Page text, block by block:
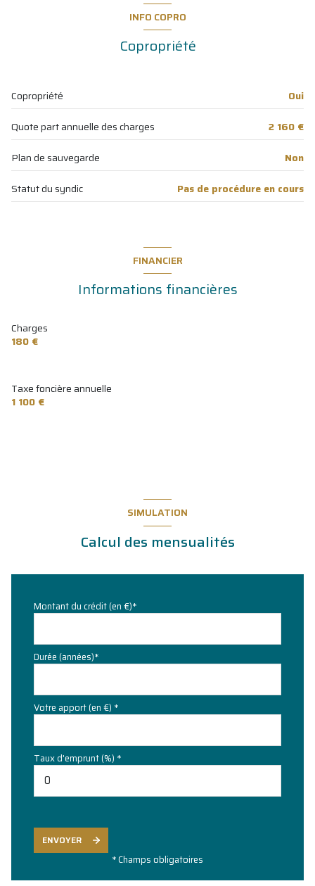
quartier LA COUDOULIERE
WC
0.80 m²
Loggia fermée
11 m²
jardin
35 m²
INFO COPRO
Copropriété
Copropriété
Oui
Quote part annuelle des charges
2 160 €
Plan de sauvegarde
Non
Statut du syndic
Pas de procédure en cours
FINANCIER
Informations financières
Charges
180 €
Taxe foncière annuelle
1 100 €
SIMULATION
Calcul des mensualités
Montant du crédit (en €)*
Durée (années)*
Votre apport (en €) *
Taux d'emprunt (%) *
ENVOYER
* Champs obligatoires